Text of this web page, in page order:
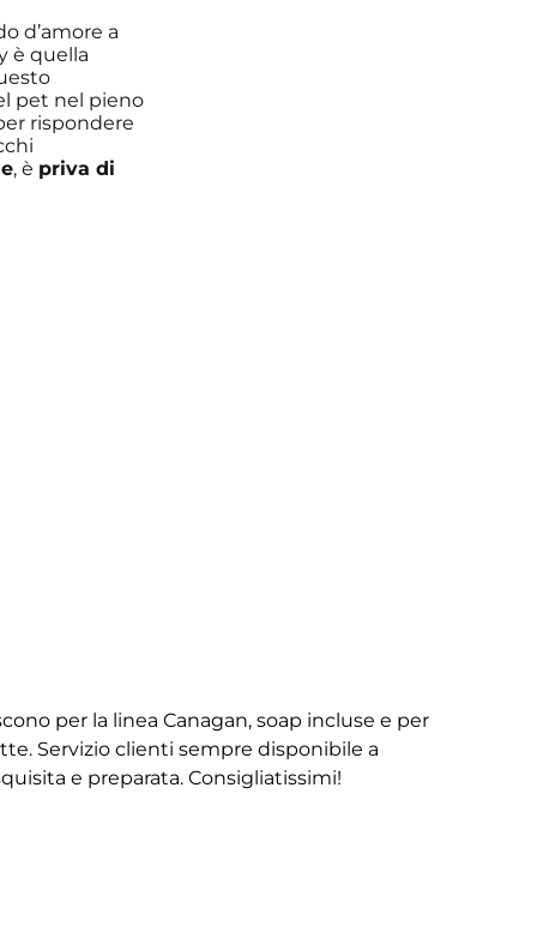
d’amore a
è quella
pet nel pieno
rispondere
, è priva di
per la linea Canagan, soap incluse e per
Servizio clienti sempre disponibile a
e preparata. Consigliatissimi!